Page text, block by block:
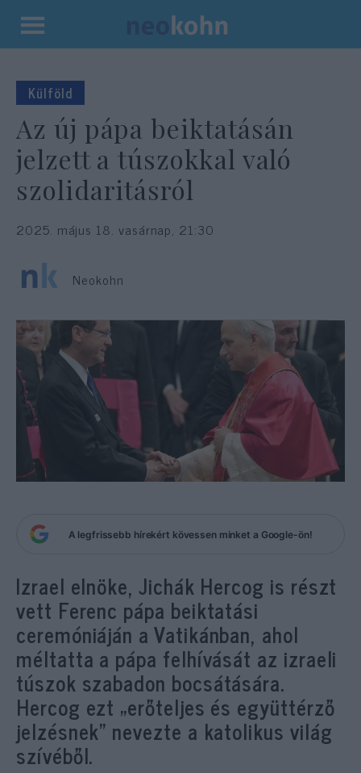
Kilépés
tartalomba
Külföld
Az új pápa beiktatásán
jelzett a túszokkal való
szolidaritásról
2025. május 18. vasárnap, 21:30
Neokohn
A legfrissebb hírekért kövessen minket a Google-ön!
Izrael elnöke, Jichák Hercog is részt
vett Ferenc pápa beiktatási
ceremóniáján a Vatikánban, ahol
méltatta a pápa felhívását az izraeli
túszok szabadon bocsátására.
Hercog ezt „erőteljes és együttérző
jelzésnek” nevezte a katolikus világ
szívéből.